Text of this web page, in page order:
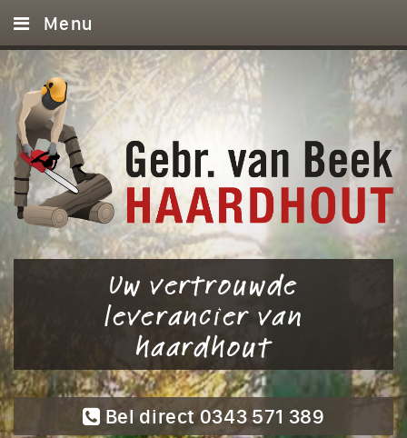
Uw vertrouwde
leverancier van
haardhout
Bel direct 0343 571 389
Menu
Leeg!
Home
Haardhout
Diensten
Referenties
Contact